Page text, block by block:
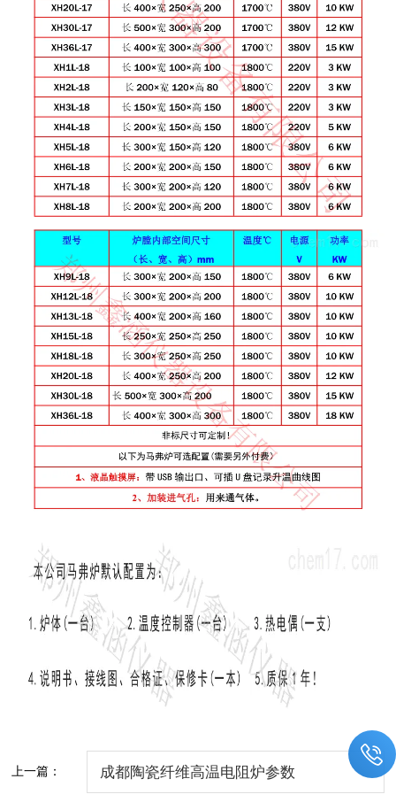
上一篇： 成都陶瓷纤维高温电阻炉参数